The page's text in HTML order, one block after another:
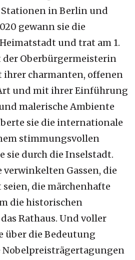
in Berlin und
gewann sie die
und trat am 1.
der Oberbürgermeisterin
ihrer charmanten, offenen
und mit ihrer Einführung
malerische Ambiente
sie die internationale
stimmungsvollen
sie durch die Inselstadt.
verwinkelten Gassen, die
die märchenhafte
die historischen
Rathaus. Und voller
über die Bedeutung
Nobelpreisträgertagungen